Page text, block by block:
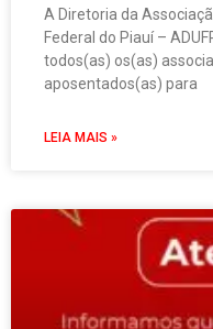
A Diretoria da
Federal do Piauí –
todos(as) os(as)
aposentados(as) para
LEIA MAIS »